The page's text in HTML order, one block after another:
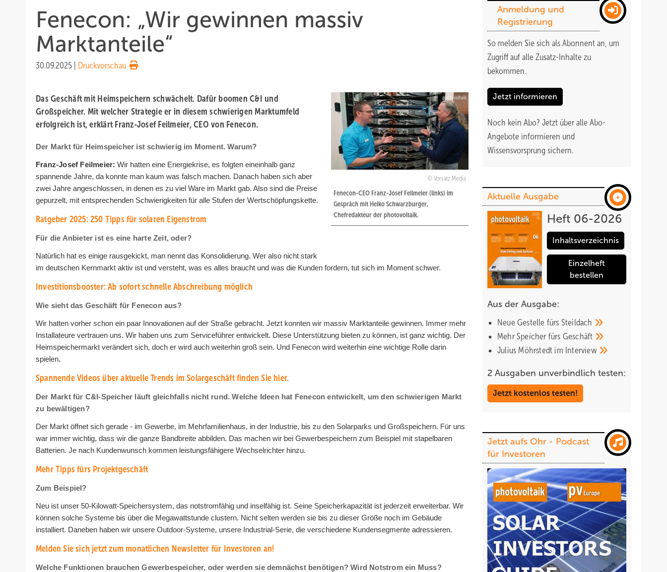
Fenecon: „Wir gewinnen massiv
Marktanteile“
30.09.2025 Druckvorschau
Vorsatz Media
Fenecon-CEO Franz-Josef Feilmeier (links) im
Gespräch mit Heiko Schwarzburger,
Chefredakteur der photovoltaik.
Das Geschäft mit Heimspeichern schwächelt. Dafür boomen C&I und
Großspeicher. Mit welcher Strategie er in diesem schwierigen Marktumfeld
erfolgreich ist, erklärt Franz-Josef Feilmeier, CEO von Fenecon.
Der Markt für Heimspeicher ist schwierig im Moment. Warum?
Franz-Josef Feilmeier: Wir hatten eine Energiekrise, es folgten eineinhalb ganz
spannende Jahre, da konnte man kaum was falsch machen. Danach haben sich aber
zwei Jahre angeschlossen, in denen es zu viel Ware im Markt gab. Also sind die Preise
gepurzelt, mit entsprechenden Schwierigkeiten für alle Stufen der Wertschöpfungskette.
Ratgeber 2025: 250 Tipps für solaren Eigenstrom
Für die Anbieter ist es eine harte Zeit, oder?
Natürlich hat es einige rausgekickt, man nennt das Konsolidierung. Wer also nicht stark
im deutschen Kernmarkt aktiv ist und versteht, was es alles braucht und was die Kunden fordern, tut sich im Moment schwer.
Investitionsbooster: Ab sofort schnelle Abschreibung möglich
Wie sieht das Geschäft für Fenecon aus?
Wir hatten vorher schon ein paar Innovationen auf der Straße gebracht. Jetzt konnten wir massiv Marktanteile gewinnen. Immer mehr
Installateure vertrauen uns. Wir haben uns zum Serviceführer entwickelt. Diese Unterstützung bieten zu können, ist ganz wichtig. Der
Heimspeichermarkt verändert sich, doch er wird auch weiterhin groß sein. Und Fenecon wird weiterhin eine wichtige Rolle darin
spielen.
Spannende Videos über aktuelle Trends im Solargeschäft finden Sie hier.
Der Markt für C&I-Speicher läuft gleichfalls nicht rund. Welche Ideen hat Fenecon entwickelt, um den schwierigen Markt
zu bewältigen?
Der Markt öffnet sich gerade - im Gewerbe, im Mehrfamilienhaus, in der Industrie, bis zu den Solarparks und Großspeichern. Für uns
war immer wichtig, dass wir die ganze Bandbreite abbilden. Das machen wir bei Gewerbespeichern zum Beispiel mit stapelbaren
Batterien. Je nach Kundenwunsch kommen leistungsfähigere Wechselrichter hinzu.
Mehr Tipps fürs Projektgeschäft
Zum Beispiel?
Neu ist unser 50-Kilowatt-Speichersystem, das notstromfähig und inselfähig ist. Seine Speicherkapazität ist jederzeit erweiterbar. Wir
können solche Systeme bis über die Megawattstunde clustern. Nicht selten werden sie bis zu dieser Größe noch im Gebäude
installiert. Daneben haben wir unsere Outdoor-Systeme, unsere Industrial-Serie, die verschiedene Kundensegmente adressieren.
Melden Sie sich jetzt zum monatlichen Newsletter für Investoren an!
Welche Funktionen brauchen Gewerbespeicher, oder werden sie demnächst benötigen? Wird Notstrom ein Muss?
Anmeldung und
Registrierung
So melden Sie sich als Abonnent an, um
Zugriff auf alle Zusatz-Inhalte zu
bekommen.
Jetzt informieren
Noch kein Abo? Jetzt über alle Abo-
Angebote informieren und
Wissensvorsprung sichern.
Aktuelle Ausgabe
Heft 06-2026
Inhaltsverzeichnis
Einzelheft
bestellen
Aus der Ausgabe:
Neue Gestelle fürs Steildach
Mehr Speicher fürs Geschäft
Julius Möhrstedt im Interview
2 Ausgaben unverbindlich testen:
Jetzt kostenlos testen!
Jetzt aufs Ohr - Podcast
für Investoren